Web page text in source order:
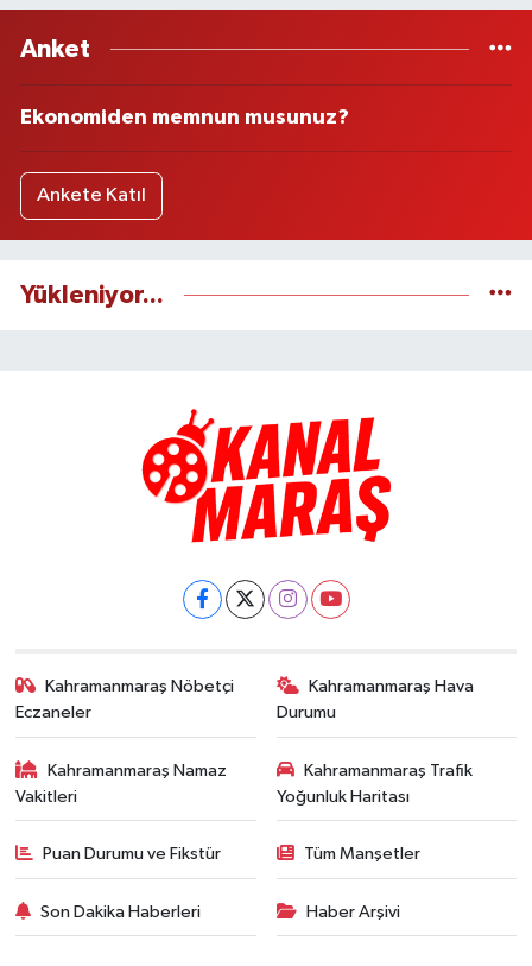
Anket
Ekonomiden memnun musunuz?
Ankete Katıl
Yükleniyor...
Kahramanmaraş Nöbetçi
Eczaneler
Kahramanmaraş Hava
Durumu
Kahramanmaraş Namaz
Vakitleri
Kahramanmaraş Trafik
Yoğunluk Haritası
Puan Durumu ve Fikstür Tüm Manşetler
Son Dakika Haberleri Haber Arşivi